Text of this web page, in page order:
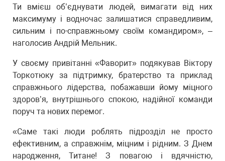
Ти вмієш об’єднувати людей, вимагати від них
максимуму і водночас залишатися справедливим,
сильним і по-справжньому своїм командиром», –
наголосив Андрій Мельник.
У своєму привітанні «Фаворит» подякував Віктору
Торкотюку за підтримку, братерство та приклад
справжнього лідерства, побажавши йому міцного
здоров’я, внутрішнього спокою, надійної команди
поруч та нових перемог.
«Саме такі люди роблять підрозділ не просто
ефективним, а справжнім, міцним і рідним. З Днем
народження, Титане! З повагою і вдячністю,